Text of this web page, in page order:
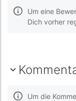
Um eine
Dich vorher
Um die